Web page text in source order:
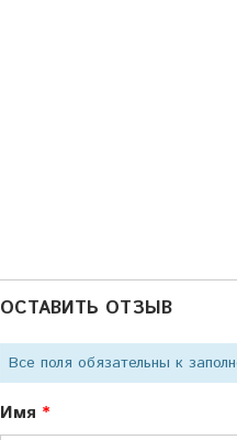
ОСТАВИТЬ ОТЗЫВ
Все поля обязательны к
Имя